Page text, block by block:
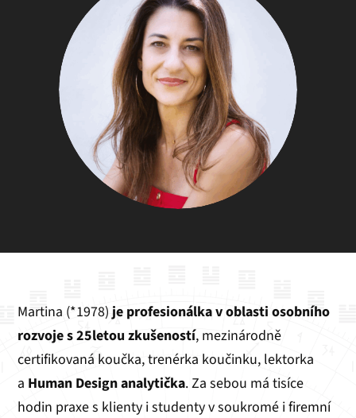
Martina (*1978)je profesionálka v oblasti osobního
rozvoje s 25letou zkušeností, mezinárodně
certifikovaná koučka, trenérka koučinku, lektorka
a Human Design analytička. Za sebou má tisíce
hodin praxe s klienty i studenty v soukromé i firemní